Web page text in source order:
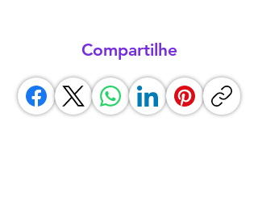
Compartilhe